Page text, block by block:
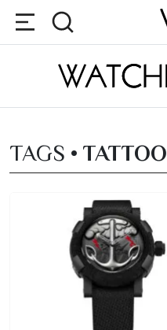
TAGS • TATTOO